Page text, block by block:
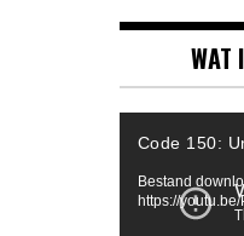
WAT
Code 150:
Bestand
https://